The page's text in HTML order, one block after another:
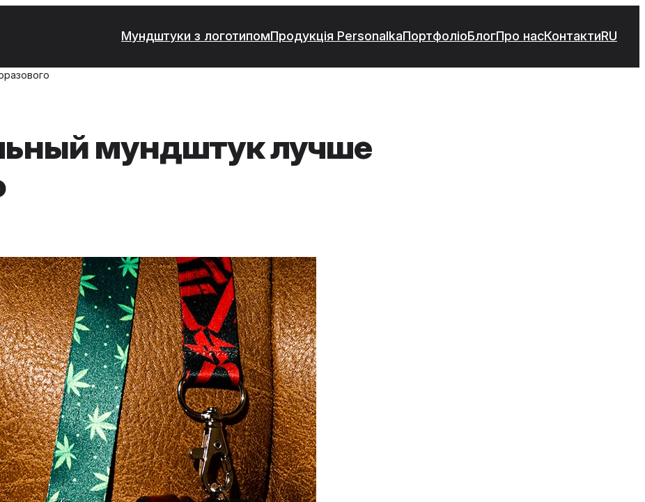
Мундштуки з логотипомПродукція PersonalkaПортфоліоБлогПро насКонтактиRU
мундштук лучше